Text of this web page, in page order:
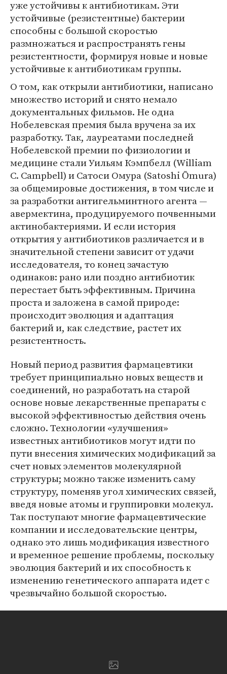
уже устойчивы к антибиотикам. Эти
устойчивые (резистентные) бактерии
способны с большой скоростью
размножаться и распространять гены
резистентности, формируя новые и новые
устойчивые к антибиотикам группы.
О том, как открыли антибиотики, написано
множество историй и снято немало
документальных фильмов. Не одна
Нобелевская премия была вручена за их
разработку. Так, лауреатами последней
Нобелевской премии по физиологии и
медицине стали Уильям Кэмпбелл (William
C. Campbell) и Сатоси Омура (Satoshi Ōmura)
за общемировые достижения, в том числе и
за разработки антигельминтного агента —
авермектина, продуцируемого почвенными
актинобактериями. И если история
открытия у антибиотиков различается и в
значительной степени зависит от удачи
исследователя, то конец зачастую
одинаков: рано или поздно антибиотик
перестает быть эффективным. Причина
проста и заложена в самой природе:
происходит эволюция и адаптация
бактерий и, как следствие, растет их
резистентность.
Новый период развития фармацевтики
требует принципиально новых веществ и
соединений, но разработать на старой
основе новые лекарственные препараты с
высокой эффективностью действия очень
сложно. Технологии «улучшения»
известных антибиотиков могут идти по
пути внесения химических модификаций за
счет новых элементов молекулярной
структуры; можно также изменить саму
структуру, поменяв угол химических связей,
введя новые атомы и группировки молекул.
Так поступают многие фармацевтические
компании и исследовательские центры,
однако это лишь модификация известного
и временное решение проблемы, поскольку
эволюция бактерий и их способность к
изменению генетического аппарата идет с
чрезвычайно большой скоростью.